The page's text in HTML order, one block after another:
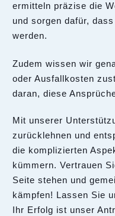
ermitteln präzise die
und sorgen dafür,
werden.
Zudem wissen wir
oder Ausfallkosten
daran, diese
Mit unserer
zurücklehnen und
die komplizierten
kümmern. Vertrauen
Seite stehen und
kämpfen! Lassen Sie
Ihr Erfolg ist unser